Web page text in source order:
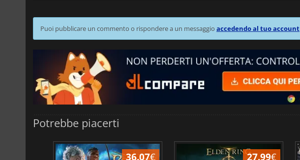
Puoi pubblicare un commento o rispondere a un messaggio accedendo al tuo account
Potrebbe piacerti
36.07€ 27.99€